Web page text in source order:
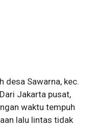
desa Sawarna, kec.
Jakarta pusat,
waktu tempuh
lalu lintas tidak